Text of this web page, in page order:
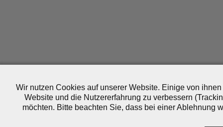
Wir nutzen Cookies auf unserer Website. Einige von
Website und die Nutzererfahrung zu verbessern
möchten. Bitte beachten Sie, dass bei einer Ablehnung